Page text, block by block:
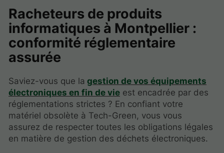
Racheteurs de produits
informatiques à Montpellier :
conformité réglementaire
assurée
Saviez-vous que la gestion de vos équipements
électroniques en fin de vie est encadrée par des
réglementations strictes ? En confiant votre
matériel obsolète à Tech-Green, vous vous
assurez de respecter toutes les obligations légales
en matière de gestion des déchets électroniques.